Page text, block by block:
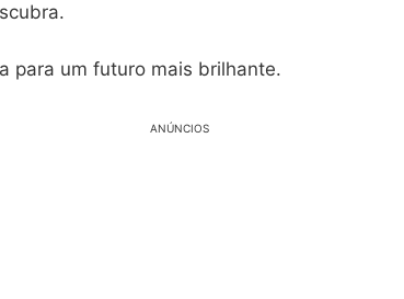
para um futuro mais brilhante.
ANÚNCIOS